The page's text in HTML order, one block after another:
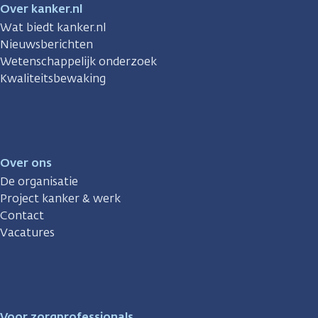
Over kanker.nl
Wat biedt kanker.nl
Nieuwsberichten
Wetenschappelijk onderzoek
Kwaliteitsbewaking
Over ons
De organisatie
Project kanker & werk
Contact
Vacatures